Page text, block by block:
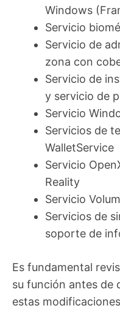
Windows
Servicio
Servicio de
zona con
Servicio de
y servicio de
Servicio
Servicios de
WalletService
Servicio
Reality
Servicio
Servicios de
soporte de
Es fundamental
su función antes de
estas